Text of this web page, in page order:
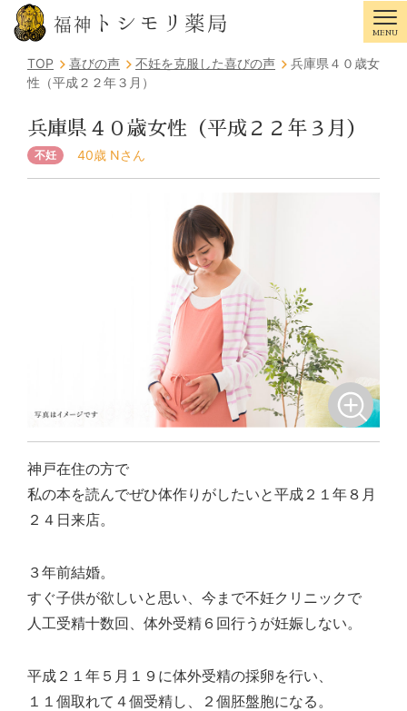
福神 トシモリ薬局 MENU
TOP
喜びの声 不妊を克服した喜びの声
兵庫県４０歳女
性（平成２２年３月）
兵庫県４０歳女性（平成２２年３月）
不妊 40歳 Nさん
神戸在住の方で
私の本を読んでぜひ体作りがしたいと平成２１年８月
２４日来店。
３年前結婚。
すぐ子供が欲しいと思い、今まで不妊クリニックで
人工受精十数回、体外受精６回行うが妊娠しない。
平成２１年５月１９に体外受精の採卵を行い、
１１個取れて４個受精し、２個胚盤胞になる。